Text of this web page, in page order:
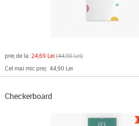
preț de la: 24,69 Lei 44,90 Lei
Cel mai mic preț: 44,90 Lei
Checkerboard